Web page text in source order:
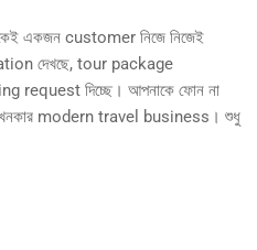
একজন customer নিজে নিজেই
দেখছে, tour package
request দিচ্ছে। আপনাকে ফোন না
এখনকার modern travel business। শুধু